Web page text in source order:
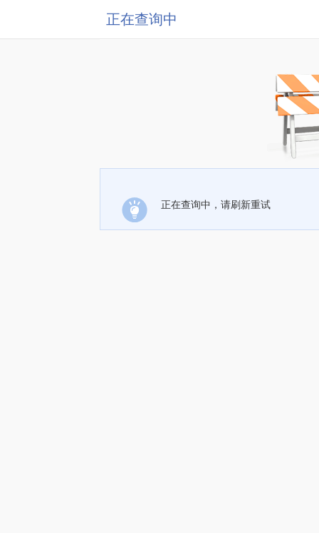
正在查询中
正在查询中，请刷新重试